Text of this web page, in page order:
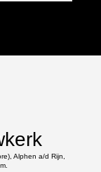
Alphen a/d Rijn,